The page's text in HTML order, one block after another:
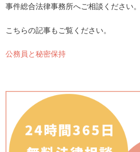
事件総合法律事務所へご相談ください。
こちらの記事もご覧ください。
公務員と秘密保持